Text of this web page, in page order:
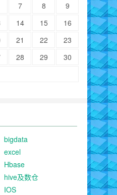
7 8
9
14 15
16
21 22
23
28 29
30
bigdata
excel
Hbase
hive及数仓
IOS